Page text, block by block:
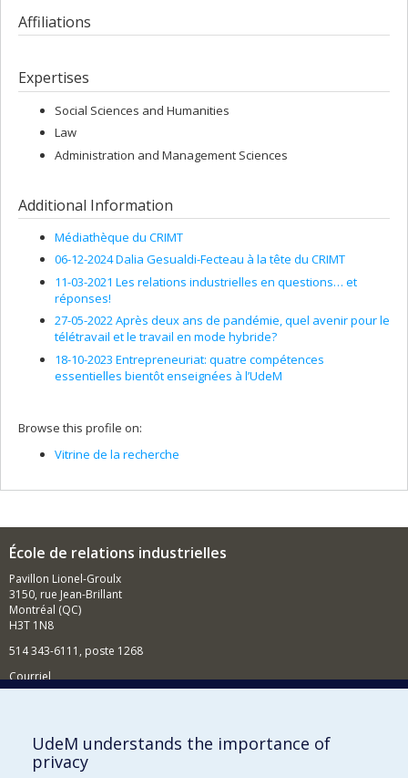
Affiliations
Expertises
Social Sciences and Humanities
Law
Administration and Management Sciences
Additional Information
Médiathèque du CRIMT
06-12-2024 Dalia Gesualdi-Fecteau à la tête du CRIMT
11-03-2021 Les relations industrielles en questions… et
réponses!
27-05-2022 Après deux ans de pandémie, quel avenir pour le
télétravail et le travail en mode hybride?
18-10-2023 Entrepreneuriat: quatre compétences
essentielles bientôt enseignées à l’UdeM
Browse this profile on:
Vitrine de la recherche
École de relations industrielles
Pavillon Lionel-Groulx
3150, rue Jean-Brillant
Montréal (QC)
H3T 1N8
514 343-6111, poste 1268
Courriel
Comment soutenir l'École?
BESOIN D'AIDE?
UdeM understands the importance of
privacy